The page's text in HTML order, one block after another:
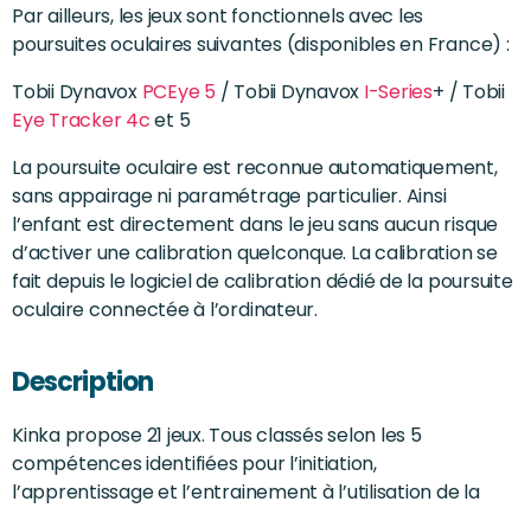
Par ailleurs, les jeux sont fonctionnels avec les
poursuites oculaires suivantes (disponibles en France) :
Tobii Dynavox PCEye 5 / Tobii Dynavox I-Series+ / Tobii
Eye Tracker 4cet 5
La poursuite oculaire est reconnue automatiquement,
sans appairage ni paramétrage particulier. Ainsi
l’enfant est directement dans le jeu sans aucun risque
d’activer une calibration quelconque. La calibration se
fait depuis le logiciel de calibration dédié de la poursuite
oculaire connectée à l’ordinateur.
Description
Kinka propose 21 jeux. Tous classés selon les 5
compétences identifiées pour l’initiation,
l’apprentissage et l’entrainement à l’utilisation de la